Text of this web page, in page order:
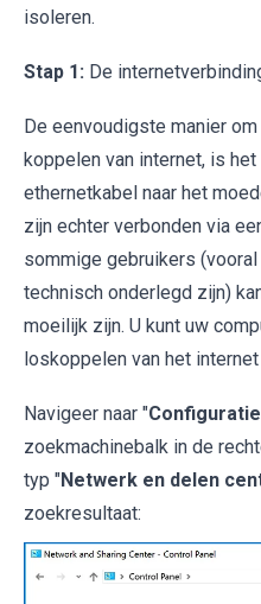
isoleren.
Stap 1: De
De eenvoudigste manier
koppelen van internet, is
ethernetkabel naar het
zijn echter verbonden via
sommige gebruikers
technisch onderlegd zijn)
moeilijk zijn. U kunt uw
loskoppelen van het
Navigeer naar "
zoekmachinebalk in de
typ "Netwerk en delen
zoekresultaat: